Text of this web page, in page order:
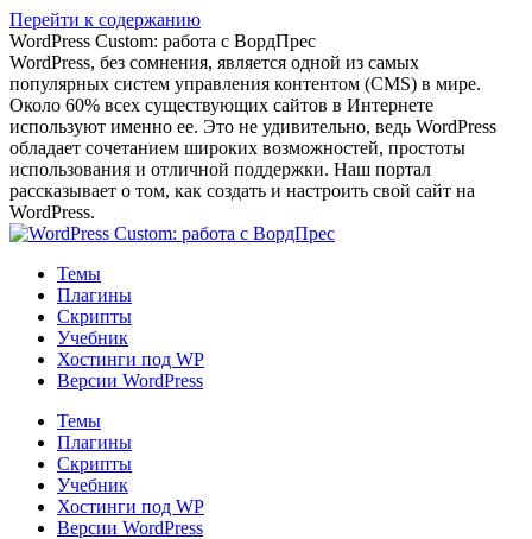
Перейти к содержанию
WordPress Custom: работа с ВордПрес
WordPress, без сомнения, является одной из самых
популярных систем управления контентом (CMS) в мире.
Около 60% всех существующих сайтов в Интернете
используют именно ее. Это не удивительно, ведь WordPress
обладает сочетанием широких возможностей, простоты
использования и отличной поддержки. Наш портал
рассказывает о том, как создать и настроить свой сайт на
WordPress.
Темы
Плагины
Скрипты
Учебник
Хостинги под WP
Версии WordPress
Темы
Плагины
Скрипты
Учебник
Хостинги под WP
Версии WordPress